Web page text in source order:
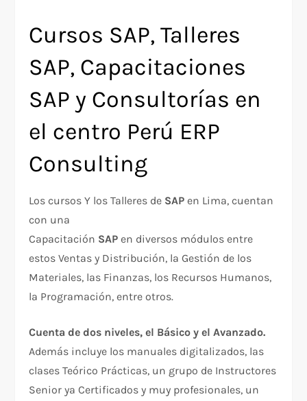
Cursos SAP, Talleres
SAP, Capacitaciones
SAP y Consultorías en
el centro Perú ERP
Consulting
Los cursos Y los Talleres de SAP en Lima, cuentan
con una
Capacitación SAP en diversos módulos entre
estos Ventas y Distribución, la Gestión de los
Materiales, las Finanzas, los Recursos Humanos,
la Programación, entre otros.
Cuenta de dos niveles, el Básico y el Avanzado.
Además incluye los manuales digitalizados, las
clases Teórico Prácticas, un grupo de Instructores
Senior ya Certificados y muy profesionales, un